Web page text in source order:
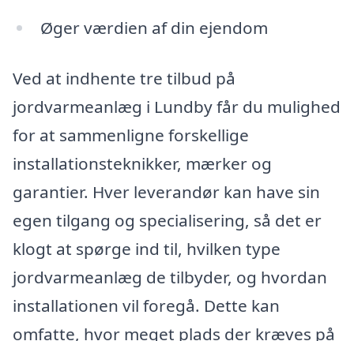
Øger værdien af din ejendom
Ved at indhente tre tilbud på
jordvarmeanlæg i Lundby får du mulighed
for at sammenligne forskellige
installationsteknikker, mærker og
garantier. Hver leverandør kan have sin
egen tilgang og specialisering, så det er
klogt at spørge ind til, hvilken type
jordvarmeanlæg de tilbyder, og hvordan
installationen vil foregå. Dette kan
omfatte, hvor meget plads der kræves på